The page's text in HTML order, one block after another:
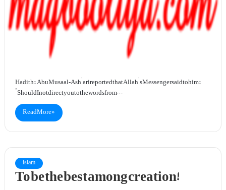
Hadith: Abu Musa al-Ash’ari reported that Allah’s Messenger said to him:
“Should I not direct you to the words from…
Read More »
islam
To be the best among creation!